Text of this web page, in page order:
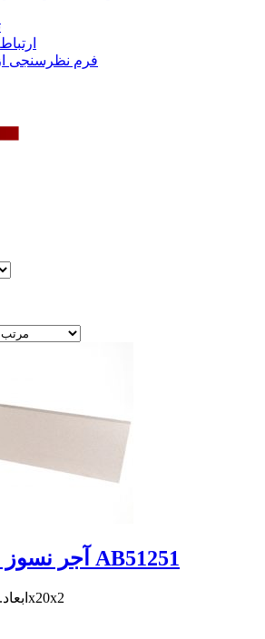
فرم نظرسنجی
آجر نسوز نما سفید مدرن AB51251
شماره. AB51251 - ابعاد. 90x20x2